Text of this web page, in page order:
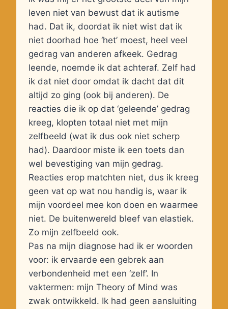
leven niet van bewust dat ik autisme
had. Dat ik, doordat ik niet wist dat ik
niet doorhad hoe ‘het’ moest, heel veel
gedrag van anderen afkeek. Gedrag
leende, noemde ik dat achteraf. Zelf had
ik dat niet door omdat ik dacht dat dit
altijd zo ging (ook bij anderen). De
reacties die ik op dat ‘geleende’ gedrag
kreeg, klopten totaal niet met mijn
zelfbeeld (wat ik dus ook niet scherp
had). Daardoor miste ik een toets dan
wel bevestiging van mijn gedrag.
Reacties erop matchten niet, dus ik kreeg
geen vat op wat nou handig is, waar ik
mijn voordeel mee kon doen en waarmee
niet. De buitenwereld bleef van elastiek.
Zo mijn zelfbeeld ook.
Pas na mijn diagnose had ik er woorden
voor: ik ervaarde een gebrek aan
verbondenheid met een ‘zelf’. In
vaktermen: mijn Theory of Mind was
zwak ontwikkeld. Ik had geen aansluiting